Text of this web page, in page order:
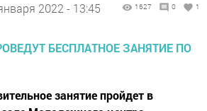
2022 - 13:45 1627 0 1
занятие пройдет в